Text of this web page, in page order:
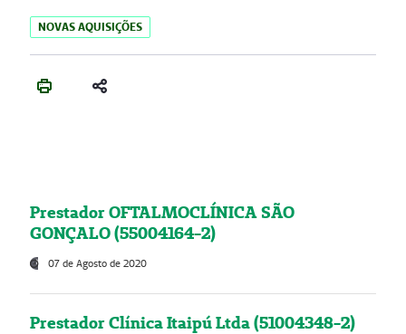
NOVAS AQUISIÇÕES
Prestador OFTALMOCLÍNICA SÃO
GONÇALO (55004164-2)
07 de Agosto de 2020
Prestador Clínica Itaipú Ltda (51004348-2)